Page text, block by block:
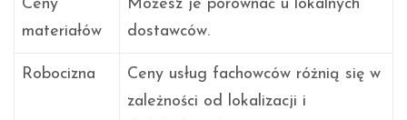
Ceny
materiałów
Możesz je porównać u lokalnych
dostawców.
Robocizna
Ceny usług fachowców różnią się w
zależności od lokalizacji i